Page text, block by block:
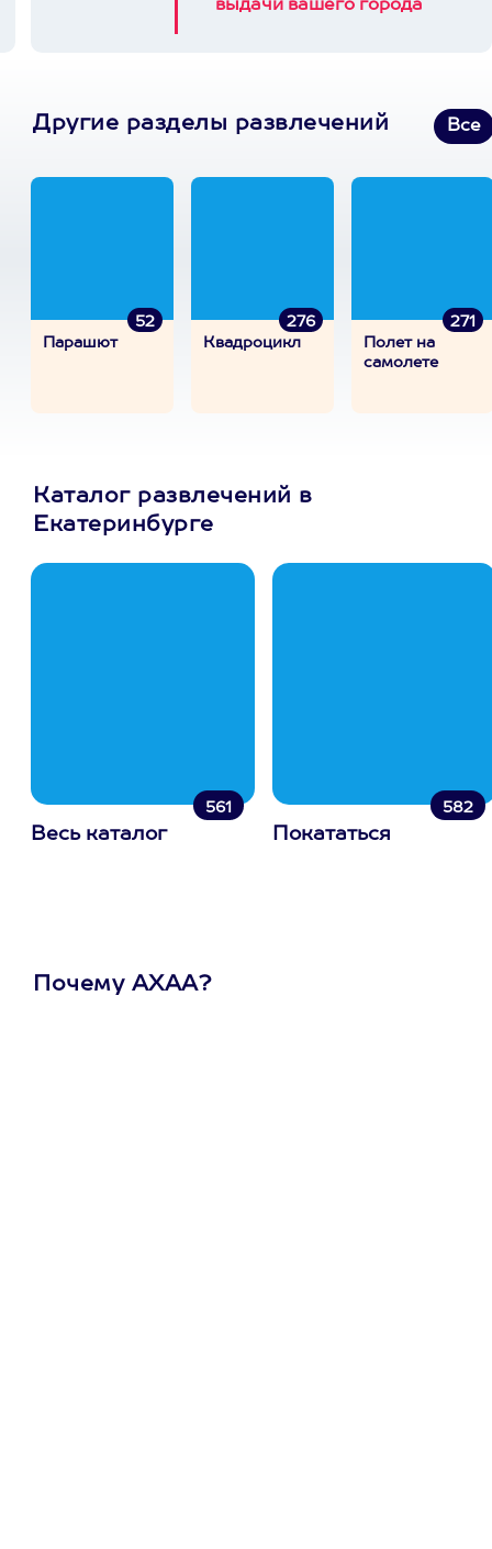
выдачи вашего города
Другие разделы развлечений Все
52
Парашют
276
Квадроцикл
271
Полет на
самолете
Каталог развлечений в
Екатеринбурге
561
Весь каталог
582
Покататься
Почему АХАА?